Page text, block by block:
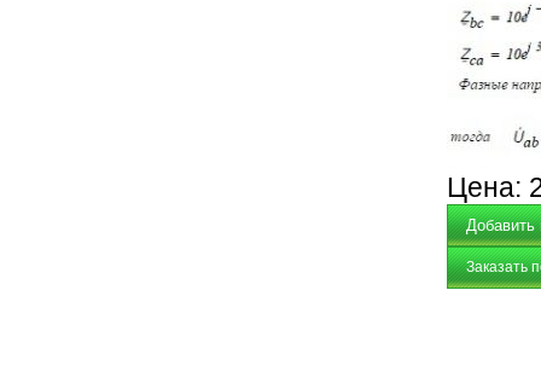
Цена:
Заказать